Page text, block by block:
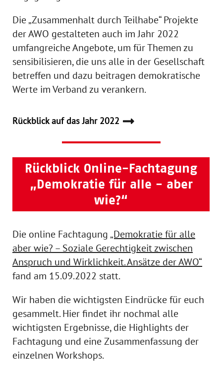
Die „Zusammenhalt durch Teilhabe“ Projekte
der AWO gestalteten auch im Jahr 2022
umfangreiche Angebote, um für Themen zu
sensibilisieren, die uns alle in der Gesellschaft
betreffen und dazu beitragen demokratische
Werte im Verband zu verankern.
Rückblick auf das Jahr 2022
Rückblick Online-Fachtagung
„Demokratie für alle - aber
wie?“
Die online Fachtagung „Demokratie für alle
aber wie? – Soziale Gerechtigkeit zwischen
Anspruch und Wirklichkeit. Ansätze der AWO“
fand am 15.09.2022 statt.
Wir haben die wichtigsten Eindrücke für euch
gesammelt. Hier findet ihr nochmal alle
wichtigsten Ergebnisse, die Highlights der
Fachtagung und eine Zusammenfassung der
einzelnen Workshops.